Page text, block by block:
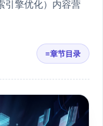
引擎优化）内容营
≡章节目录